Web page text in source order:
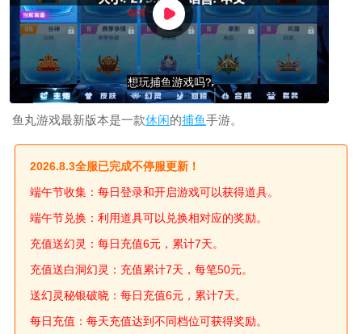
鱼丸游戏最新版本是一款休闲的捕鱼手游。
2026.8.3全服已完成不停服更新！
端午节收集：每日登录和开启游戏可以获得道具。
端午节兑换：利用道具可以兑换相对应的奖励。
充值送幻灵：每日充值6元，累计7天。
充值送白洞幻灵：充值累计7天，每笔50元。
送幻灵秘银破晓：每日充值6元，累计7天。
每日充值：每天充值达到不同档位可获得奖励。